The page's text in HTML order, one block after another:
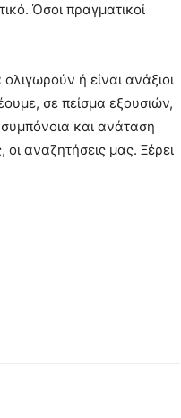
Όσοι πραγματικοί
ή είναι ανάξιοι
σε πείσμα εξουσιών,
και ανάταση
οι αναζητήσεις μας. Ξέρει